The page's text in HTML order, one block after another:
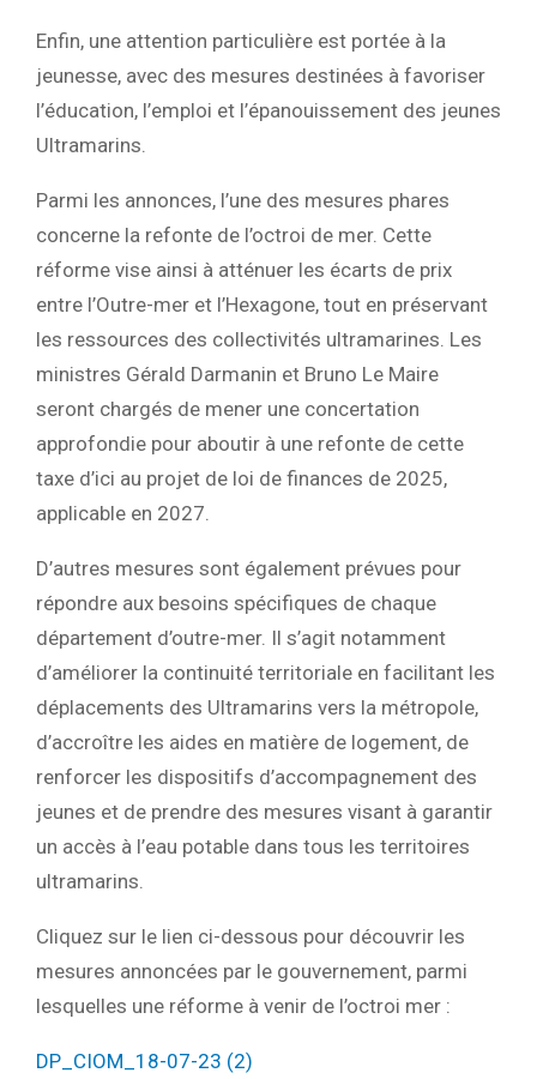
Enfin, une attention particulière est portée à la
jeunesse, avec des mesures destinées à favoriser
l’éducation, l’emploi et l’épanouissement des jeunes
Ultramarins.
Parmi les annonces, l’une des mesures phares
concerne la refonte de l’octroi de mer. Cette
réforme vise ainsi à atténuer les écarts de prix
entre l’Outre-mer et l’Hexagone, tout en préservant
les ressources des collectivités ultramarines. Les
ministres Gérald Darmanin et Bruno Le Maire
seront chargés de mener une concertation
approfondie pour aboutir à une refonte de cette
taxe d’ici au projet de loi de finances de 2025,
applicable en 2027.
D’autres mesures sont également prévues pour
répondre aux besoins spécifiques de chaque
département d’outre-mer. Il s’agit notamment
d’améliorer la continuité territoriale en facilitant les
déplacements des Ultramarins vers la métropole,
d’accroître les aides en matière de logement, de
renforcer les dispositifs d’accompagnement des
jeunes et de prendre des mesures visant à garantir
un accès à l’eau potable dans tous les territoires
ultramarins.
Cliquez sur le lien ci-dessous pour découvrir les
mesures annoncées par le gouvernement, parmi
lesquelles une réforme à venir de l’octroi mer :
DP_CIOM_18-07-23 (2)